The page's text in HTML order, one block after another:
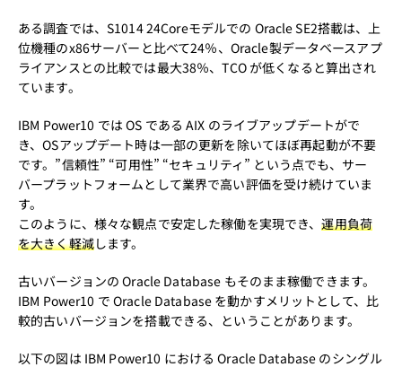
ある調査では、S1014 24Coreモデルでの Oracle SE2搭載は、上
位機種のx86サーバーと比べて24％、Oracle製データベースアプ
ライアンスとの比較では最大38％、TCO が低くなると算出され
ています。
IBM Power10 では OS である AIX のライブアップデートがで
き、OSアップデート時は一部の更新を除いてほぼ再起動が不要
です。”信頼性” “可用性” “セキュリティ” という点でも、サー
バープラットフォームとして業界で高い評価を受け続けていま
す。
このように、様々な観点で安定した稼働を実現でき、運用負荷
を大きく軽減します。
古いバージョンの Oracle Database もそのまま稼働できます。
IBM Power10 で Oracle Database を動かすメリットとして、比
較的古いバージョンを搭載できる、ということがあります。
以下の図は IBM Power10 における Oracle Database のシングル